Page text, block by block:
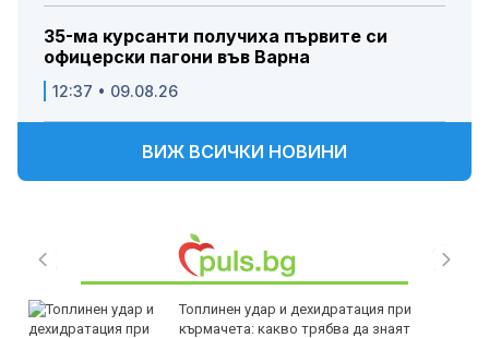
35-ма курсанти получиха първите си
офицерски пагони във Варна
12:37 • 09.08.26
ВИЖ ВСИЧКИ НОВИНИ
Топлинен удар и дехидратация при
кърмачета: какво трябва да знаят